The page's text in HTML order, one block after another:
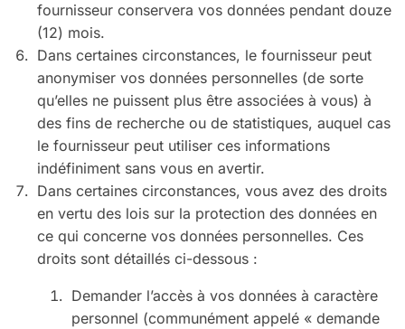
fournisseur conservera vos données pendant douze
(12) mois.
Dans certaines circonstances, le fournisseur peut
anonymiser vos données personnelles (de sorte
qu’elles ne puissent plus être associées à vous) à
des fins de recherche ou de statistiques, auquel cas
le fournisseur peut utiliser ces informations
indéfiniment sans vous en avertir.
Dans certaines circonstances, vous avez des droits
en vertu des lois sur la protection des données en
ce qui concerne vos données personnelles. Ces
droits sont détaillés ci-dessous :
Demander l’accès à vos données à caractère
personnel (communément appelé « demande